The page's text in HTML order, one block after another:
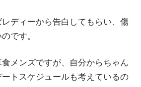
ディーから告白してもらい、傷
です。
メンズですが、自分からちゃん
トスケジュールも考えているの